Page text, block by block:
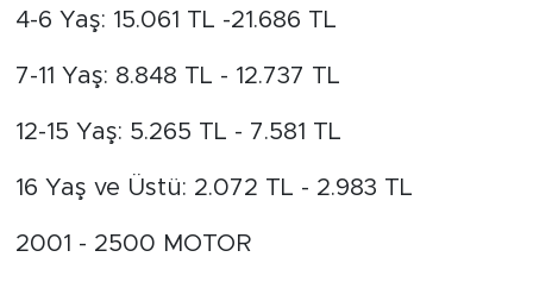
4-6 Yaş: 15.061 TL -21.686 TL
7-11 Yaş: 8.848 TL - 12.737 TL
12-15 Yaş: 5.265 TL - 7.581 TL
16 Yaş ve Üstü: 2.072 TL - 2.983 TL
2001 - 2500 MOTOR